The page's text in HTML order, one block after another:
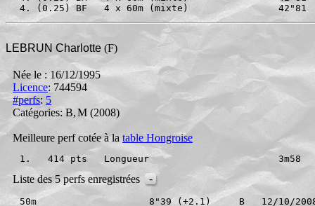
4. (0.25) BF   4 x 60m (mixte)                42"81
LEBRUN Charlotte (F)
Née le : 16/12/1995
Licence: 744594
#perfs: 5
Catégories: B,M (2008)
Meilleure perf cotée à la table Hongroise
1.   414 pts   Longueur                       3m58
Liste des 5 perfs enregistrées -